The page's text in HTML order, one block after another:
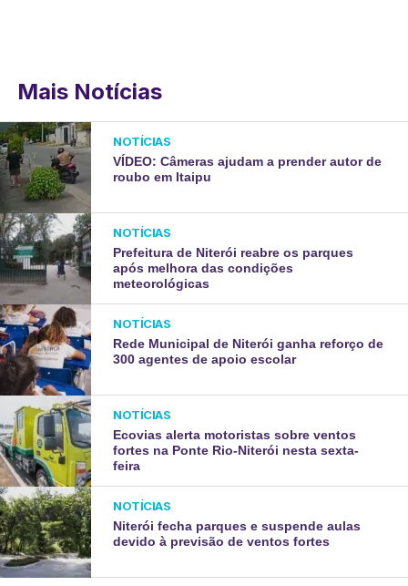
Mais Notícias
NOTÍCIAS
VÍDEO: Câmeras ajudam a prender autor de
roubo em Itaipu
NOTÍCIAS
Prefeitura de Niterói reabre os parques
após melhora das condições
meteorológicas
NOTÍCIAS
Rede Municipal de Niterói ganha reforço de
300 agentes de apoio escolar
NOTÍCIAS
Ecovias alerta motoristas sobre ventos
fortes na Ponte Rio-Niterói nesta sexta-
feira
NOTÍCIAS
Niterói fecha parques e suspende aulas
devido à previsão de ventos fortes